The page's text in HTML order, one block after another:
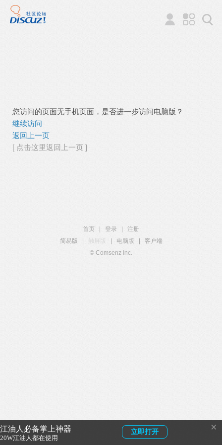
江油人必备掌上神器
20W江油人都在使用
立即打开 ×
您访问的页面无手机页面，是否进一步访问电脑版？
继续访问
返回上一页
[ 点击这里返回上一页 ]
首页 登录
注册
简易版
触屏版 电脑版
客户端
© Comsenz Inc.